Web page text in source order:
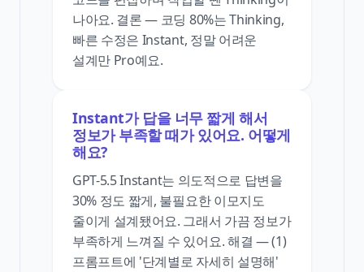
나아요. 결론 — 코딩 80%는 Thinking,
빠른 수정은 Instant, 정말 어려운
설계만 Pro예요.
Instant가 답을 너무 짧게 해서
정보가 부족할 때가 있어요. 어떻게
해요?
GPT-5.5 Instant는 의도적으로 답변을
30% 정도 짧게, 불필요한 이모지도
줄이게 설계됐어요. 그래서 가끔 정보가
부족하게 느껴질 수 있어요. 해결 — (1)
프롬프트에 '단계별로 자세히 설명해'